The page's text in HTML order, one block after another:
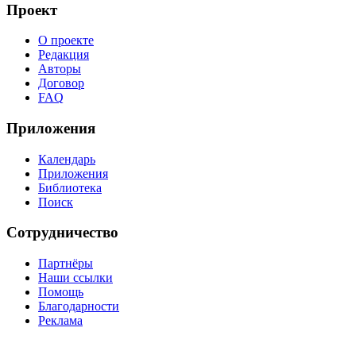
Проект
О проекте
Редакция
Авторы
Договор
FAQ
Приложения
Календарь
Приложения
Библиотека
Поиск
Сотрудничество
Партнёры
Наши ссылки
Помощь
Благодарности
Реклама